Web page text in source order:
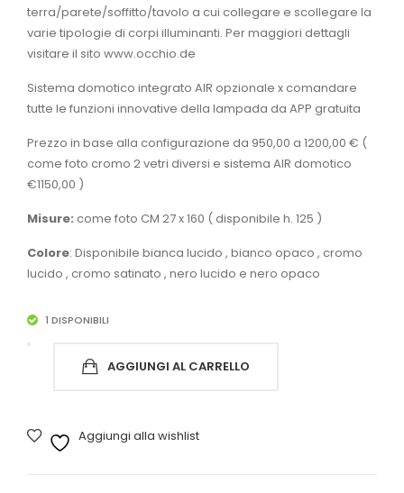
terra/parete/soffitto/tavolo a cui collegare e scollegare la
varie tipologie di corpi illuminanti. Per maggiori dettagli
visitare il sito www.occhio.de
Sistema domotico integrato AIR opzionale x comandare
tutte le funzioni innovative della lampada da APP gratuita
Prezzo in base alla configurazione da 950,00 a 1200,00 € (
come foto cromo 2 vetri diversi e sistema AIR domotico
€1150,00 )
Misure: come foto CM 27 x 160 ( disponibile h. 125 )
Colore: Disponibile bianca lucido , bianco opaco , cromo
lucido , cromo satinato , nero lucido e nero opaco
1 DISPONIBILI
bianco
AGGIUNGI AL CARRELLO
Aggiungi alla wishlist